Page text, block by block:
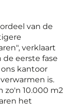
van de
verklaart
de eerste fase
kantoor
is.
zo'n 10.000 m2
het